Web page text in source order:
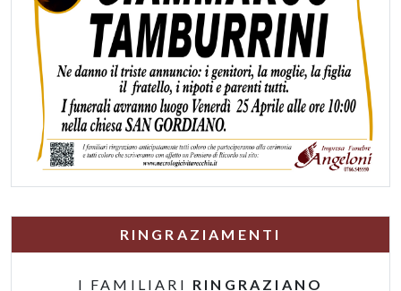
RINGRAZIAMENTI
I FAMILIARI RINGRAZIANO